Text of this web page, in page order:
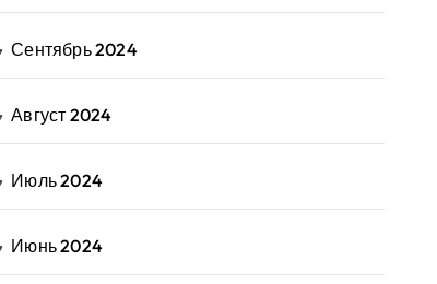
Сентябрь 2024
Август 2024
Июль 2024
Июнь 2024